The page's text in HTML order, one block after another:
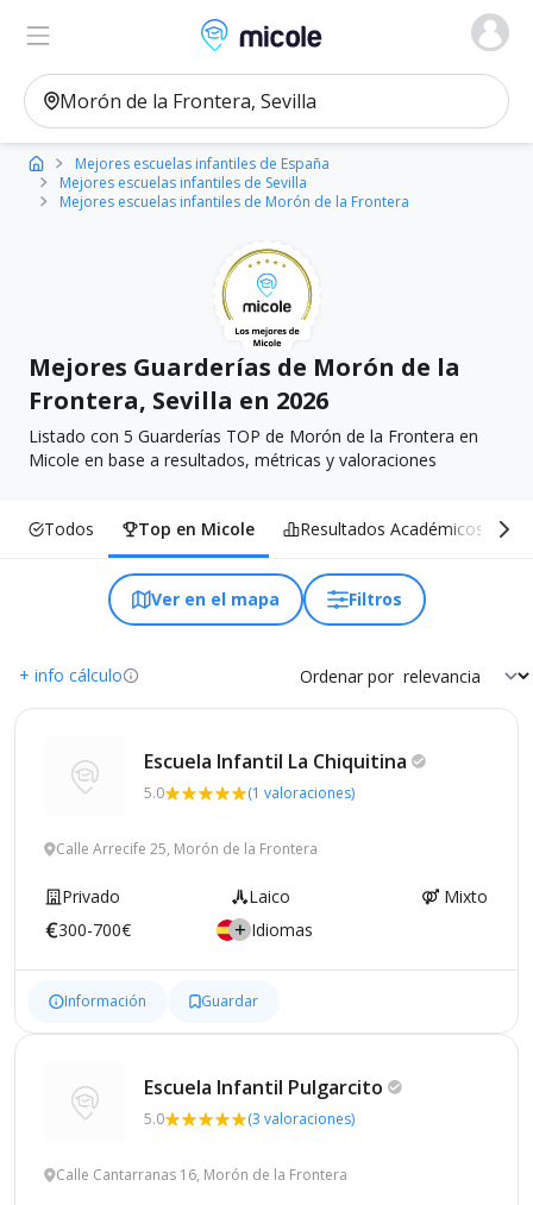
Micole, buscador de colegios
Ver en el mapa
Mejores escuelas infantiles de España
Mejores escuelas infantiles de Sevilla
Mejores escuelas infantiles de Morón de la Frontera
Mejores Guarderías de Morón de la
Frontera, Sevilla en 2026
Listado con 5 Guarderías TOP de Morón de la Frontera en
Micole en base a resultados, métricas y valoraciones
Todos Top en Micole Resultados Académicos
Ver en el mapa Filtros
+ info cálculo Ordenar por
Escuela Infantil La Chiquitina
5.0 (1 valoraciones)
Calle Arrecife 25, Morón de la Frontera
Privado Laico
Mixto
300-700€
Idiomas
Información Guardar
Escuela Infantil Pulgarcito
5.0 (3 valoraciones)
Calle Cantarranas 16, Morón de la Frontera